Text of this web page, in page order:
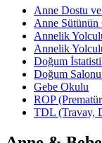
Anne Dostu
Anne Sütünün
Annelik
Annelik
Doğum
Doğum
Gebe Okulu
ROP
TDL (Travay,